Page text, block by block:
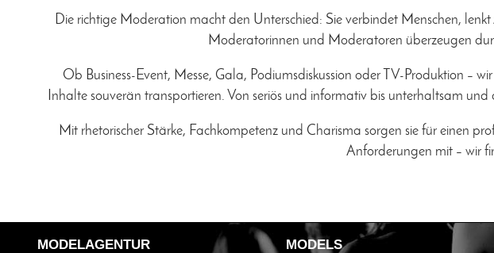
Die richtige Moderation macht den Unterschied: Sie verbindet Menschen,
Moderatorinnen und Moderatoren überzeugen
Ob Business-Event, Messe, Gala, Podiumsdiskussion oder TV-Produktion –
Inhalte souverän transportieren. Von seriös und informativ bis unterhaltsam
Mit rhetorischer Stärke, Fachkompetenz und Charisma sorgen sie für einen
Anforderungen mit – wir
MODELAGENTUR MODELS